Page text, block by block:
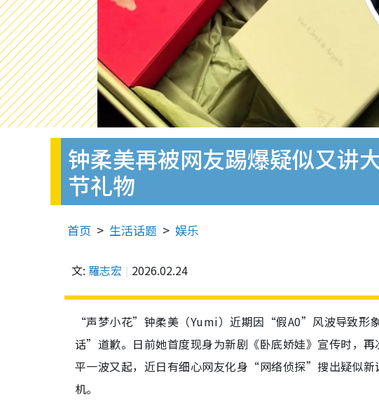
钟柔美再被网友踢爆疑似又讲
节礼物
首页 生活话题 娱乐
文: 羅志宏 2026.02.24
“声梦小花”钟柔美（Yumi）近期因“假A0”风波导致形
话”道歉。日前她首度现身为新剧《卧底娇娃》宣传时，
平一波又起，近日有细心网友化身“网络侦探”搜出疑似
机。